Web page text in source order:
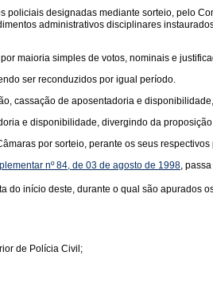
designadas mediante sorteio, pelo
administrativos disciplinares
maioria simples de votos, nominais e
ser reconduzidos por igual período.
cassação de aposentadoria e
e disponibilidade, divergindo da
por sorteio, perante os seus
nº 84, de 03 de agosto de 1998,
início deste, durante o qual são
de Polícia Civil;